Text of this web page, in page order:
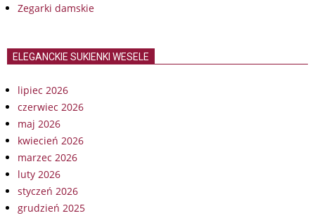
Zegarki damskie
ELEGANCKIE SUKIENKI WESELE
lipiec 2026
czerwiec 2026
maj 2026
kwiecień 2026
marzec 2026
luty 2026
styczeń 2026
grudzień 2025